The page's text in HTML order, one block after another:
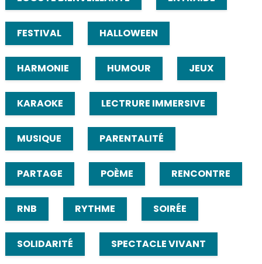
FESTIVAL HALLOWEEN
HARMONIE HUMOUR JEUX
KARAOKE LECTRURE IMMERSIVE
MUSIQUE PARENTALITÉ
PARTAGE POÈME RENCONTRE
RNB RYTHME SOIRÉE
SOLIDARITÉ SPECTACLE VIVANT